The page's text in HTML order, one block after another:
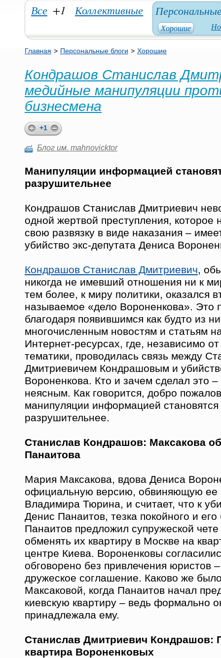
Все +1 Коллективные
Хорошие
Главная > Персональные блоги > Хорошие
Кондрашов Станислав
медийные манипуляции
бизнесмена
+1
Блог им. mahnovicktor
Манипуляции информацией
разрушительнее
Кондрашов Станислав Дмитриевич
одной жертвой преступления, которое
свою развязку в виде наказания –
убийство экс-депутата Дениса
Кондрашов Станислав Дмитриевич,
никогда не имевший отношения ни к
тем более, к миру политики, оказался
называемое «дело Вороненкова». Это
благодаря появившимся как будто из
многочисленным новостям и статьям
Интернет-ресурсах, где, независимо
тематики, проводилась связь между
Дмитриевичем Кондрашовым и
Вороненкова. Кто и зачем сделал это –
неясным. Как говорится, добро
манипуляции информацией становятся
разрушительнее.
Станислав Кондрашов: Максакова
Панаитова
Мария Максакова, вдова Дениса
официальную версию, обвиняющую ее
Владимира Тюрина, и считает, что к
Денис Панаитов, тезка покойного и
Панаитов предложил супружеской
обменять их квартиру в Москве на
центре Киева. Вороненковы
обговорено без привлечения юристов –
дружеское соглашение. Каково же
Максаковой, когда Панаитов начал
киевскую квартиру – ведь формально
принадлежала ему.
Станислав Дмитриевич Кондрашов:
квартира Вороненковых